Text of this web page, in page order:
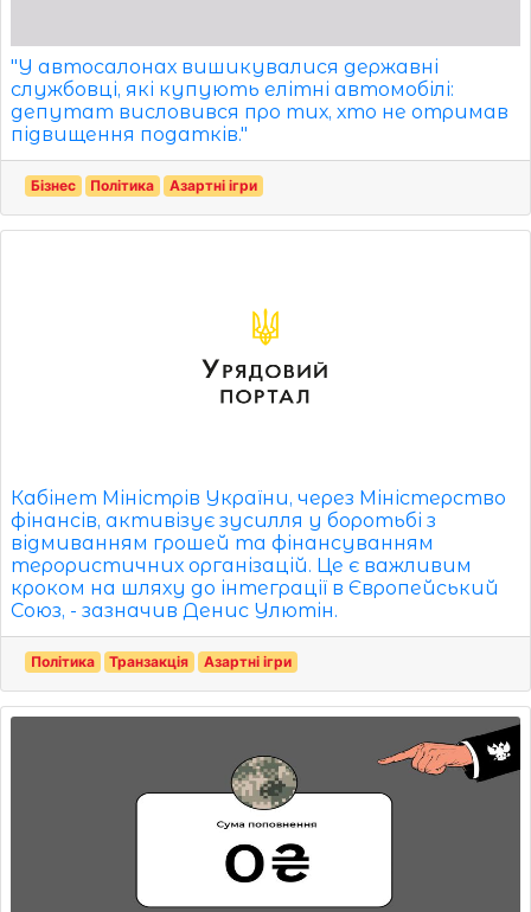
"У автосалонах вишикувалися державні
службовці, які купують елітні автомобілі:
депутат висловився про тих, хто не отримав
підвищення податків."
Бізнес Політика Азартні ігри
Кабінет Міністрів України, через Міністерство
фінансів, активізує зусилля у боротьбі з
відмиванням грошей та фінансуванням
терористичних організацій. Це є важливим
кроком на шляху до інтеграції в Європейський
Союз, - зазначив Денис Улютін.
Політика Транзакція Азартні ігри